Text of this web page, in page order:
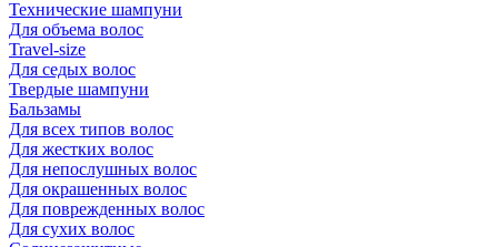
Технические шампуни
Для объема волос
Travel-size
Для седых волос
Твердые шампуни
Бальзамы
Для всех типов волос
Для жестких волос
Для непослушных волос
Для окрашенных волос
Для поврежденных волос
Для сухих волос